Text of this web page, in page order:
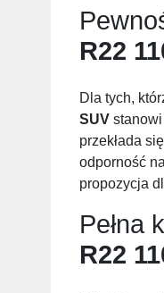
R22
Dla tych,
SUV
przekłada
odporność
propozycja
Pełna
R22